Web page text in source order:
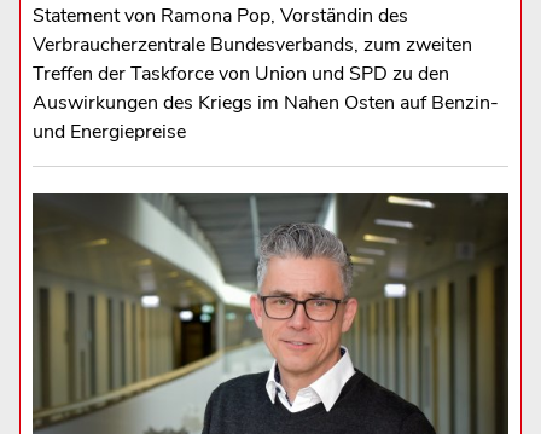
Statement von Ramona Pop, Vorständin des
Verbraucherzentrale Bundesverbands, zum zweiten
Treffen der Taskforce von Union und SPD zu den
Auswirkungen des Kriegs im Nahen Osten auf Benzin-
und Energiepreise